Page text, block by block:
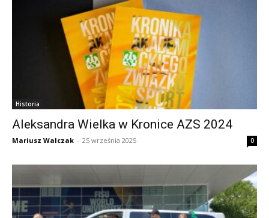
Historia
Aleksandra Wielka w Kronice AZS 2024
Mariusz Walczak - 25 września 2025 0